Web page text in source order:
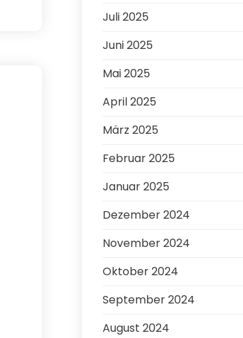
Juli 2025
Juni 2025
Mai 2025
April 2025
März 2025
Februar 2025
Januar 2025
Dezember 2024
November 2024
Oktober 2024
September 2024
August 2024